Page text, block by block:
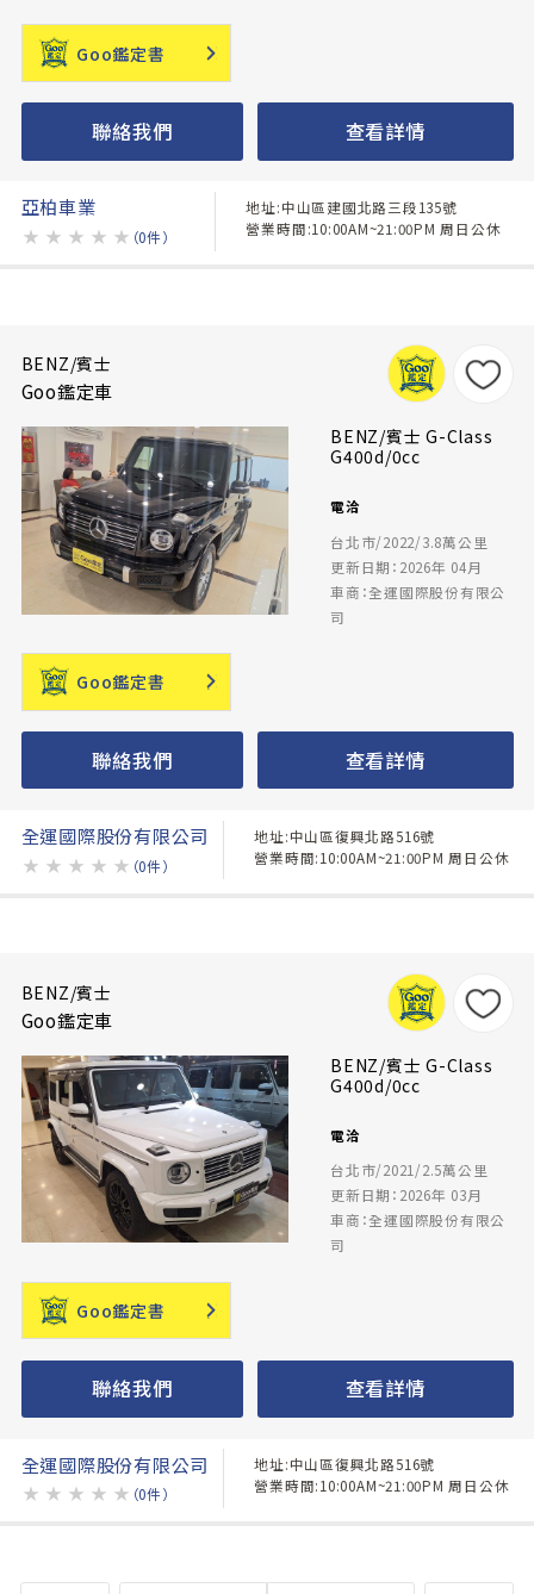
Goo鑑定書
聯絡我們 查看詳情
亞柏車業
★ ★ ★ ★ ★ （0件）
地址:中山區建國北路三段135號
營業時間:10:00AM~21:00PM 周日公休
BENZ/賓士
Goo鑑定車
BENZ/賓士 G-Class
G400d/0cc
電洽
台北市/2022/3.8萬公里
更新日期：2026年 04月
車商：全運國際股份有限公
司
Goo鑑定書
聯絡我們 查看詳情
全運國際股份有限公司
★ ★ ★ ★ ★ （0件）
地址:中山區復興北路516號
營業時間:10:00AM~21:00PM 周日公休
BENZ/賓士
Goo鑑定車
BENZ/賓士 G-Class
G400d/0cc
電洽
台北市/2021/2.5萬公里
更新日期：2026年 03月
車商：全運國際股份有限公
司
Goo鑑定書
聯絡我們 查看詳情
全運國際股份有限公司
★ ★ ★ ★ ★ （0件）
地址:中山區復興北路516號
營業時間:10:00AM~21:00PM 周日公休